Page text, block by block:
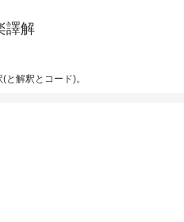
譯解
と解釈とコード)。